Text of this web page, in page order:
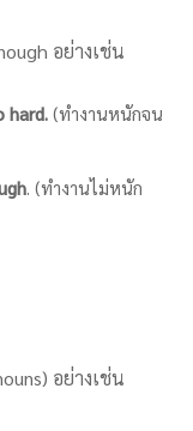
อย่างเช่น
hard. (ทำงานหนักจน
. (ทำงานไม่หนัก
อย่างเช่น